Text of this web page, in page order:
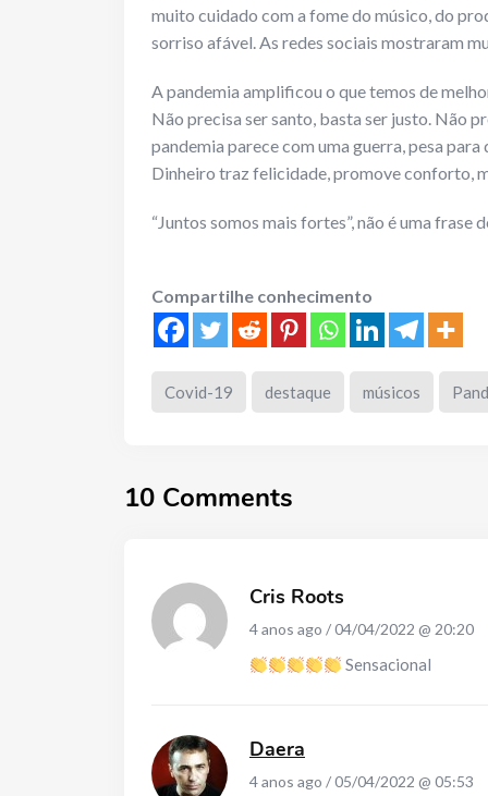
muito cuidado com a fome do músico, do
sorriso afável. As redes sociais mostraram
A pandemia amplificou o que temos de
Não precisa ser santo, basta ser justo. Não
pandemia parece com uma guerra, pesa
Dinheiro traz felicidade, promove conforto,
“Juntos somos mais fortes”, não é uma
Compartilhe conhecimento
Covid-19 destaque músicos
10 Comments
Cris Roots
4 anos ago / 04/04/2022 @ 20:20
Sensacional
Daera
4 anos ago / 05/04/2022 @ 05:53